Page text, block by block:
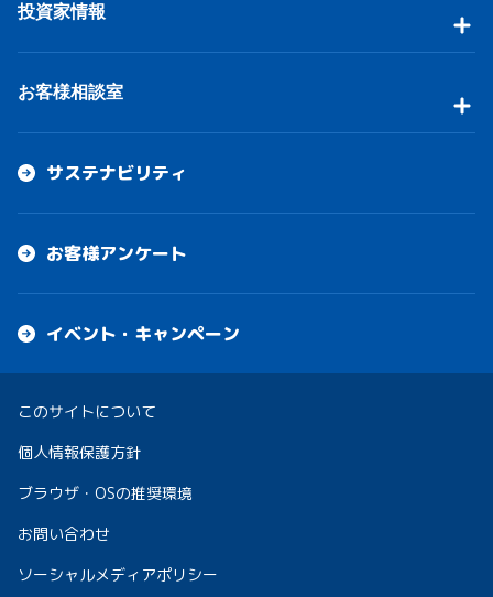
投資家情報
お客様相談室
サステナビリティ
お客様アンケート
イベント・キャンペーン
このサイトについて
個人情報保護方針
ブラウザ・OSの推奨環境
お問い合わせ
ソーシャルメディアポリシー